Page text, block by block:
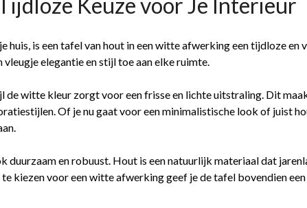
huis, is een tafel van hout in een witte afwerking een tijdloze en
elegantie en stijl toe aan elke ruimte.
de witte kleur zorgt voor een frisse en lichte uitstraling. Dit
Of je nu gaat voor een minimalistische look of juist
duurzaam en robuust. Hout is een natuurlijk materiaal dat
kiezen voor een witte afwerking geef je de tafel bovendien